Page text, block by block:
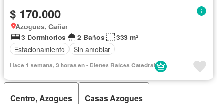
$ 170.000
Azogues, Cañar
3 Dormitorios
2 Baños
333 m²
Estacionamiento
Sin amoblar
Hace 1 semana, 3 horas en - Bienes Raíces Catedral
Centro, Azogues Casas Azogues